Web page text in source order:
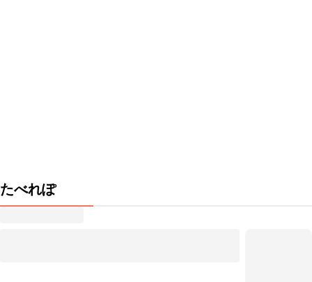
たべれぽ